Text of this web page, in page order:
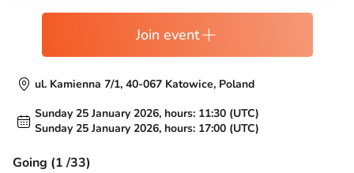
Join event
ul. Kamienna 7/1, 40-067 Katowice, Poland
Sunday 25 January 2026, hours: 11:30 (UTC)
Sunday 25 January 2026, hours: 17:00 (UTC)
Going (1 /33)